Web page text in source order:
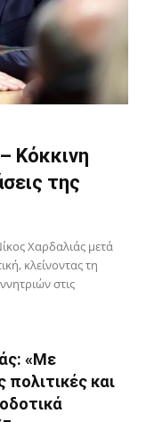
Κόκκινη
της
Χαρδαλιάς μετά
κλείνοντας τη
στις
«Με
πολιτικές και